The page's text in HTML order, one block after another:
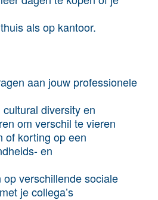
als op kantoor.
aan jouw professionele
diversity en
om verschil te vieren
of korting op een
en
op verschillende sociale
je collega’s